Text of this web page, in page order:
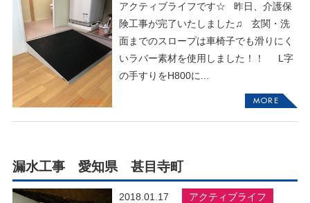
アクティブライフです☆ 昨日、介護保
険工事が完了いたしました♫ 玄関・洗
面までのスロープは車椅子でも滑りにく
いラバー素材を使用しました！！ L字
の手すりをH800に...
MORE
漏水工事 愛知県 甚目寺町
2018.01.17 アクティブライフ